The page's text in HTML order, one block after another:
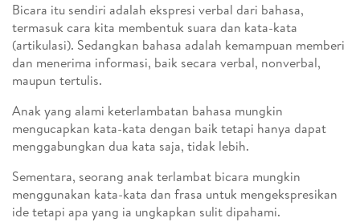
Bicara itu sendiri adalah ekspresi verbal dari bahasa,
termasuk cara kita membentuk suara dan kata-kata
(artikulasi). Sedangkan bahasa adalah kemampuan memberi
dan menerima informasi, baik secara verbal, nonverbal,
maupun tertulis.
Anak yang alami keterlambatan bahasa mungkin
mengucapkan kata-kata dengan baik tetapi hanya dapat
menggabungkan dua kata saja, tidak lebih.
Sementara, seorang anak terlambat bicara mungkin
menggunakan kata-kata dan frasa untuk mengekspresikan
ide tetapi apa yang ia ungkapkan sulit dipahami.